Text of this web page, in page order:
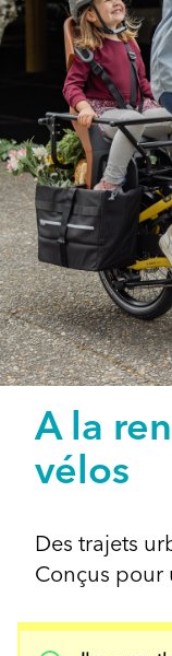
A la
vélos
Des trajets
Conçus pour